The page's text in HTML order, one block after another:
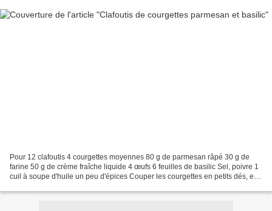
Pour 12 clafoutis 4 courgettes moyennes 80 g de parmesan râpé 30 g de
farine 50 g de crème fraîche liquide 4 œufs 6 feuilles de basilic Sel, poivre 1
cuil à soupe d'huile un peu d'épices Couper les courgettes en petits dés, et